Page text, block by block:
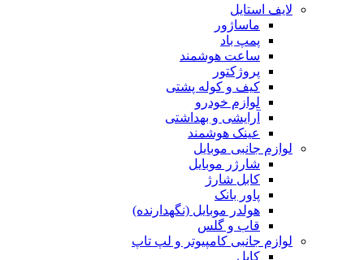
لایف استایل
ماساژور
پمپ باد
ساعت هوشمند
پروژکتور
کیف و کوله پشتی
لوازم خودرو
آرایشی و بهداشتی
عینک هوشمند
لوازم جانبی موبایل
شارژر موبایل
کابل شارژ
پاور بانک
هولدر موبایل (نگهدارنده)
قاب و گلس
لوازم جانبی کامپیوتر و لپ تاپ
کابل